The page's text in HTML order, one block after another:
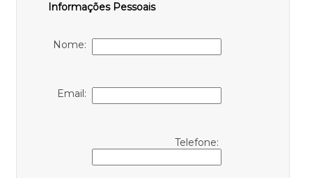
Informações Pessoais
Nome:
Email:
Telefone: